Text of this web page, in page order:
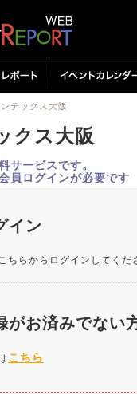
テックス大阪
クス大阪
サービスです。
員ログインが必要です
イン
ちらからログインしてくだ
がお済みでない
こちら